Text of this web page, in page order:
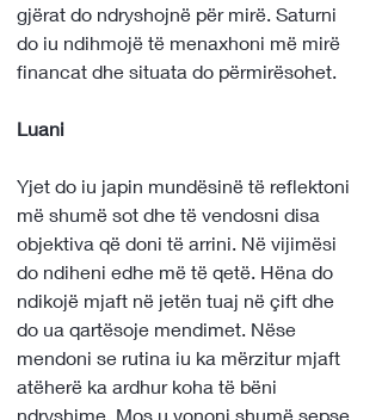
gjërat do ndryshojnë për mirë. Saturni
do iu ndihmojë të menaxhoni më mirë
financat dhe situata do përmirësohet.
Luani
Yjet do iu japin mundësinë të reflektoni
më shumë sot dhe të vendosni disa
objektiva që doni të arrini. Në vijimësi
do ndiheni edhe më të qetë. Hëna do
ndikojë mjaft në jetën tuaj në çift dhe
do ua qartësoje mendimet. Nëse
mendoni se rutina iu ka mërzitur mjaft
atëherë ka ardhur koha të bëni
ndryshime. Mos u vononi shumë sepse